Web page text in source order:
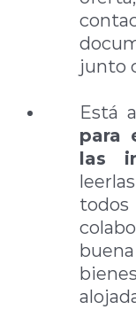
junto
Está
para
las